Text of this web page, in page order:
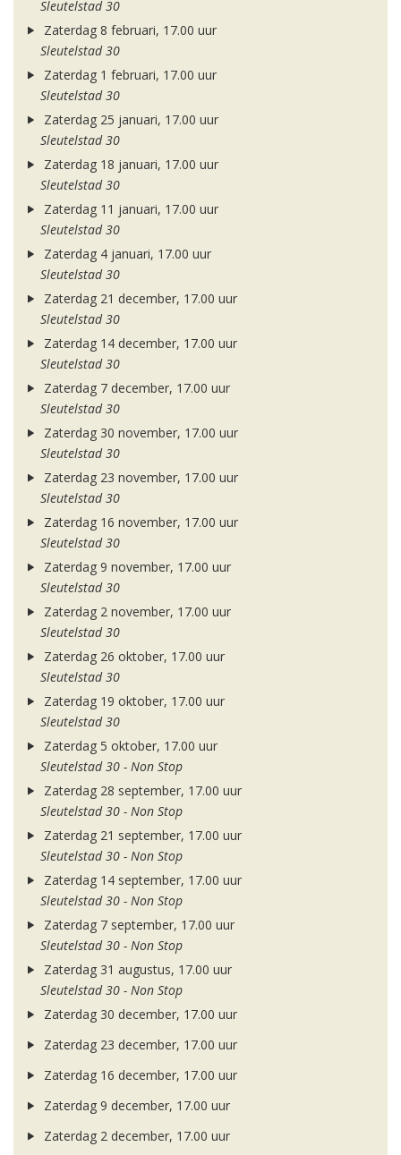
Sleutelstad 30
Zaterdag 8 februari, 17.00 uur
Sleutelstad 30
Zaterdag 1 februari, 17.00 uur
Sleutelstad 30
Zaterdag 25 januari, 17.00 uur
Sleutelstad 30
Zaterdag 18 januari, 17.00 uur
Sleutelstad 30
Zaterdag 11 januari, 17.00 uur
Sleutelstad 30
Zaterdag 4 januari, 17.00 uur
Sleutelstad 30
Zaterdag 21 december, 17.00 uur
Sleutelstad 30
Zaterdag 14 december, 17.00 uur
Sleutelstad 30
Zaterdag 7 december, 17.00 uur
Sleutelstad 30
Zaterdag 30 november, 17.00 uur
Sleutelstad 30
Zaterdag 23 november, 17.00 uur
Sleutelstad 30
Zaterdag 16 november, 17.00 uur
Sleutelstad 30
Zaterdag 9 november, 17.00 uur
Sleutelstad 30
Zaterdag 2 november, 17.00 uur
Sleutelstad 30
Zaterdag 26 oktober, 17.00 uur
Sleutelstad 30
Zaterdag 19 oktober, 17.00 uur
Sleutelstad 30
Zaterdag 5 oktober, 17.00 uur
Sleutelstad 30 - Non Stop
Zaterdag 28 september, 17.00 uur
Sleutelstad 30 - Non Stop
Zaterdag 21 september, 17.00 uur
Sleutelstad 30 - Non Stop
Zaterdag 14 september, 17.00 uur
Sleutelstad 30 - Non Stop
Zaterdag 7 september, 17.00 uur
Sleutelstad 30 - Non Stop
Zaterdag 31 augustus, 17.00 uur
Sleutelstad 30 - Non Stop
Zaterdag 30 december, 17.00 uur
Zaterdag 23 december, 17.00 uur
Zaterdag 16 december, 17.00 uur
Zaterdag 9 december, 17.00 uur
Zaterdag 2 december, 17.00 uur